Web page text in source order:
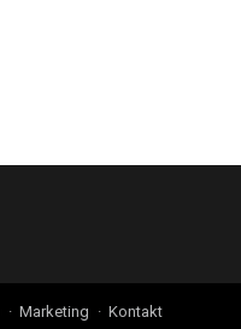
Marketing Kontakt